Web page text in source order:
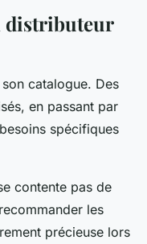
distributeur
catalogue. Des
en passant par
spécifiques
contente pas de
les
précieuse lors